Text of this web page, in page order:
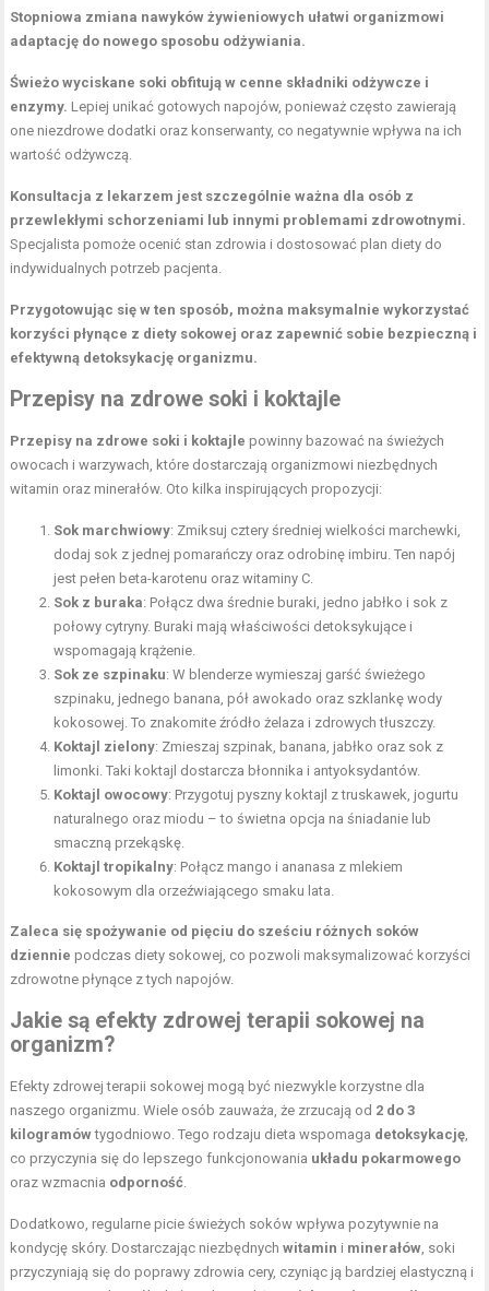
Stopniowa zmiana nawyków żywieniowych ułatwi organizmowi
adaptację do nowego sposobu odżywiania.
Świeżo wyciskane soki obfitują w cenne składniki odżywcze i
enzymy. Lepiej unikać gotowych napojów, ponieważ często zawierają
one niezdrowe dodatki oraz konserwanty, co negatywnie wpływa na ich
wartość odżywczą.
Konsultacja z lekarzem jest szczególnie ważna dla osób z
przewlekłymi schorzeniami lub innymi problemami zdrowotnymi.
Specjalista pomoże ocenić stan zdrowia i dostosować plan diety do
indywidualnych potrzeb pacjenta.
Przygotowując się w ten sposób, można maksymalnie wykorzystać
korzyści płynące z diety sokowej oraz zapewnić sobie bezpieczną i
efektywną detoksykację organizmu.
Przepisy na zdrowe soki i koktajle
Przepisy na zdrowe soki i koktajle powinny bazować na świeżych
owocach i warzywach, które dostarczają organizmowi niezbędnych
witamin oraz minerałów. Oto kilka inspirujących propozycji:
Sok marchwiowy: Zmiksuj cztery średniej wielkości marchewki,
dodaj sok z jednej pomarańczy oraz odrobinę imbiru. Ten napój
jest pełen beta-karotenu oraz witaminy C.
Sok z buraka: Połącz dwa średnie buraki, jedno jabłko i sok z
połowy cytryny. Buraki mają właściwości detoksykujące i
wspomagają krążenie.
Sok ze szpinaku: W blenderze wymieszaj garść świeżego
szpinaku, jednego banana, pół awokado oraz szklankę wody
kokosowej. To znakomite źródło żelaza i zdrowych tłuszczy.
Koktajl zielony: Zmieszaj szpinak, banana, jabłko oraz sok z
limonki. Taki koktajl dostarcza błonnika i antyoksydantów.
Koktajl owocowy: Przygotuj pyszny koktajl z truskawek, jogurtu
naturalnego oraz miodu – to świetna opcja na śniadanie lub
smaczną przekąskę.
Koktajl tropikalny: Połącz mango i ananasa z mlekiem
kokosowym dla orzeźwiającego smaku lata.
Zaleca się spożywanie od pięciu do sześciu różnych soków
dziennie podczas diety sokowej, co pozwoli maksymalizować korzyści
zdrowotne płynące z tych napojów.
Jakie są efekty zdrowej terapii sokowej na
organizm?
Efekty zdrowej terapii sokowej mogą być niezwykle korzystne dla
naszego organizmu. Wiele osób zauważa, że zrzucają od 2 do 3
kilogramówtygodniowo. Tego rodzaju dieta wspomaga detoksykację,
co przyczynia się do lepszego funkcjonowania układu pokarmowego
oraz wzmacnia odporność.
Dodatkowo, regularne picie świeżych soków wpływa pozytywnie na
kondycję skóry. Dostarczając niezbędnychwitamin i minerałów, soki
przyczyniają się do poprawy zdrowia cery, czyniąc ją bardziej elastyczną i